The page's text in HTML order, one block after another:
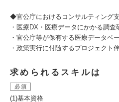
◆官公庁におけるコンサルティング支
・医療DX・医療データにかかる調査
・官公庁等が保有する医療データベ
・政策実行に付随するプロジェク
求められるスキルは
必須
(1)基本資格